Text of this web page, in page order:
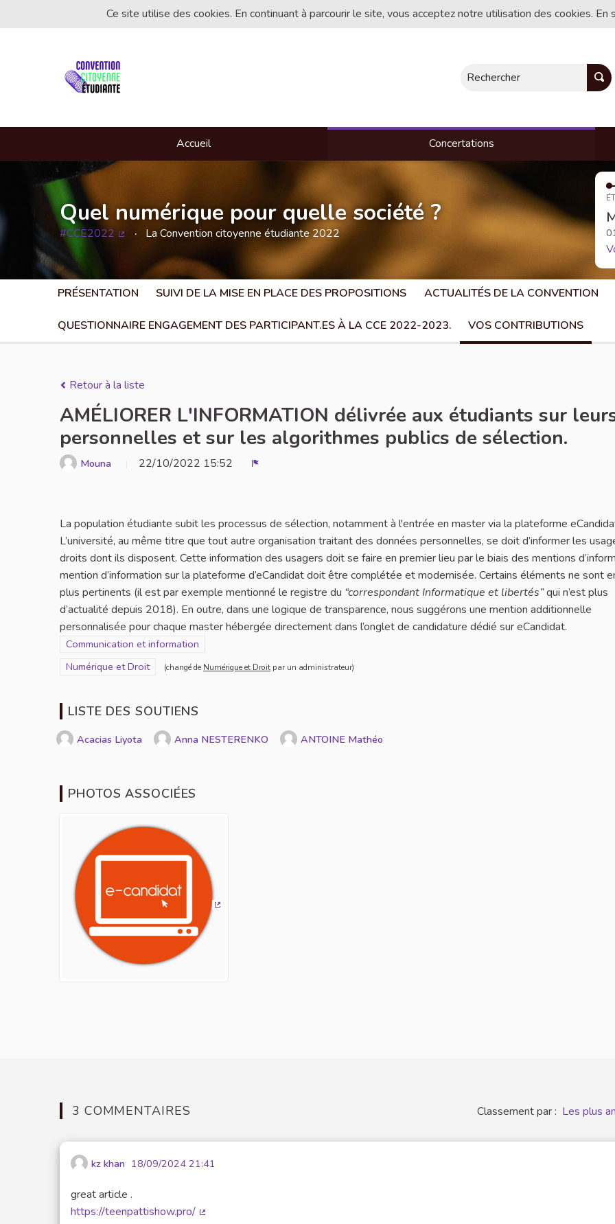
Ce site utilise des cookies. En continuant à parcourir le site, vous acceptez notre utilisation des cookies.
Rechercher
Accueil Concertations
Quel numérique pour quelle société ?
#CCE2022 La Convention citoyenne étudiante 2022
PRÉSENTATION SUIVI DE LA MISE EN PLACE DES PROPOSITIONS ACTUALITÉS DE LA CONVENTION
QUESTIONNAIRE ENGAGEMENT DES PARTICIPANT.ES À LA CCE 2022-2023. VOS CONTRIBUTIONS
Retour à la liste
AMÉLIORER L'INFORMATION délivrée aux étudiants sur
personnelles et sur les algorithmes publics de sélection.
Mouna 22/10/2022 15:52
La population étudiante subit les processus de sélection, notamment à l'entrée en master via la plateforme
L’université, au même titre que tout autre organisation traitant des données personnelles, se doit d’informer les
droits dont ils disposent. Cette information des usagers doit se faire en premier lieu par le biais des mentions
mention d’information sur la plateforme d’eCandidat doit être complétée et modernisée. Certains éléments ne sont
plus pertinents (il est par exemple mentionné le registre du “correspondant Informatique et libertés”qui n’est plus
d’actualité depuis 2018). En outre, dans une logique de transparence, nous suggérons une mention additionnelle
personnalisée pour chaque master hébergée directement dans l’onglet de candidature dédié sur eCandidat.
Filtrer les résultats de la catégorie : Communication et information
Communication et information
Filtrer les résultats pour le secteur : Numérique et Droit
Numérique et Droit (changé de Numérique et Droit par un administrateur)
LISTE DES SOUTIENS
Acacias Liyota Anna NESTERENKO ANTOINE Mathéo
PHOTOS ASSOCIÉES
3 COMMENTAIRES Classement par : Les plus
kz khan 18/09/2024 21:41
great article .
https://teenpattishow.pro/